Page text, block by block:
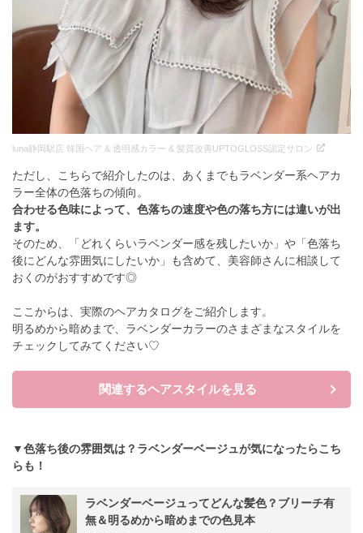
luna静岡駅店 韓国ヘア & 透明感カラー & 髪質改善UPTOGLOSS認定サロン
ただし、こちらで紹介したのは、あくまでもラベンダー系ヘアカ
ラー全体の色落ちの傾向。
合わせる色味によって、色落ちの速度や色の落ち方には違いが出
ます。
そのため、「どれくらいラベンダー感を残したいか」や「色落ち
後にどんな雰囲気にしたいか」も含めて、美容師さんに相談して
おくのがおすすめです◎
ここからは、実際のヘアカタログをご紹介します。
明るめから暗めまで、ラベンダーカラーのさまざまなスタイルを
チェックしてみてください♡
関連するヘアスタイルを見る
▼色落ち後の雰囲気は？ラベンダーベージュが気になったらこち
らも！
ラベンダーベージュってどんな髪色？ブリーチ有
無＆明るめから暗めまでの色見本